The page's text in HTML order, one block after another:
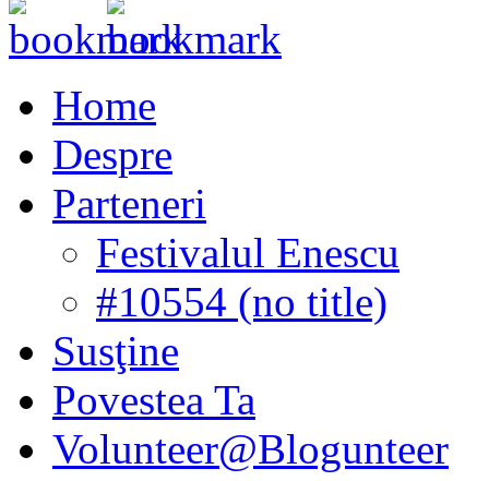
Home
Despre
Parteneri
Festivalul Enescu
#10554 (no title)
Susţine
Povestea Ta
Volunteer@Blogunteer